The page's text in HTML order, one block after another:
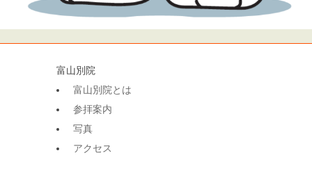
富山別院
富山別院とは
参拝案内
写真
アクセス